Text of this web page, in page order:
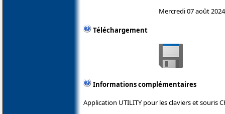
Mercredi 07 août 2024
Téléchargement
Informations complémentaires
Application UTILITY pour les claviers et souris